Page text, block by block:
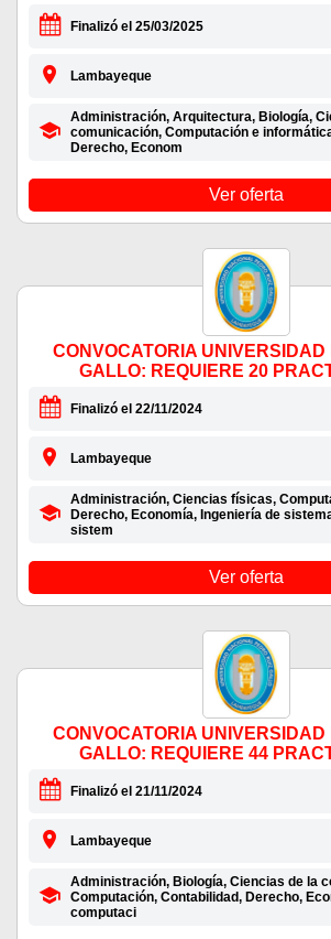
Finalizó el 25/03/2025
Lambayeque
Administración, Arquitectura, Biología,
comunicación, Computación e
Derecho, Econom
Ver oferta
CONVOCATORIA UNIVERSIDAD
GALLO: REQUIERE 20
Finalizó el 22/11/2024
Lambayeque
Administración, Ciencias físicas,
Derecho, Economía, Ingeniería de
sistem
Ver oferta
CONVOCATORIA UNIVERSIDAD
GALLO: REQUIERE 44
Finalizó el 21/11/2024
Lambayeque
Administración, Biología, Ciencias de la
Computación, Contabilidad, Derecho,
computaci